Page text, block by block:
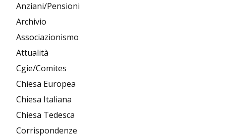
Anziani/Pensioni
Archivio
Associazionismo
Attualità
Cgie/Comites
Chiesa Europea
Chiesa Italiana
Chiesa Tedesca
Corrispondenze